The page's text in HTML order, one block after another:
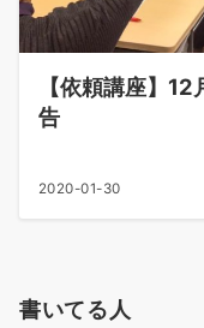
【依頼講座】
告
2020-01-30
書いてる人